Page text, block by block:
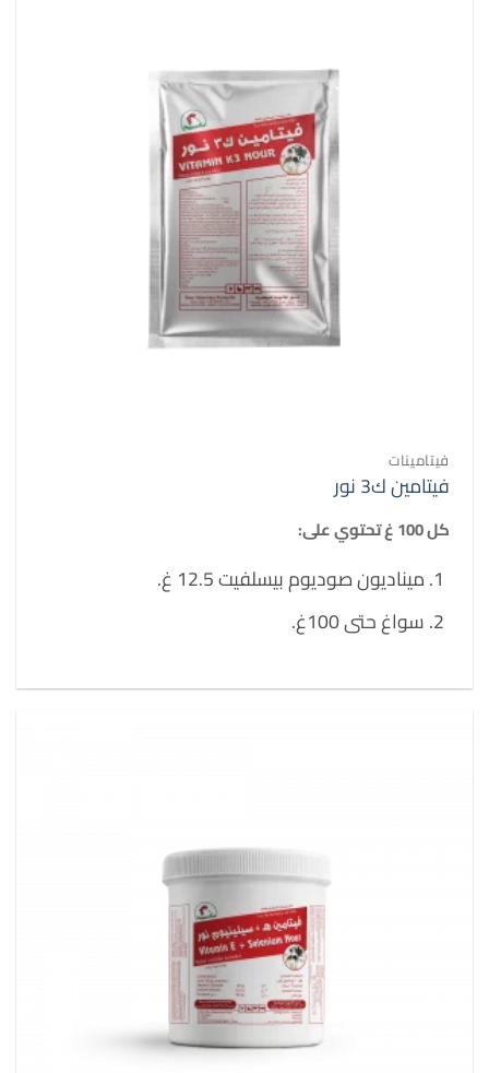
فيتامينات
فيتامين ك3 نور
كل 100 غ تحتوي على:
ميناديون صوديوم بيسلفيت 12.5 غ.
سواغ حتى 100غ.